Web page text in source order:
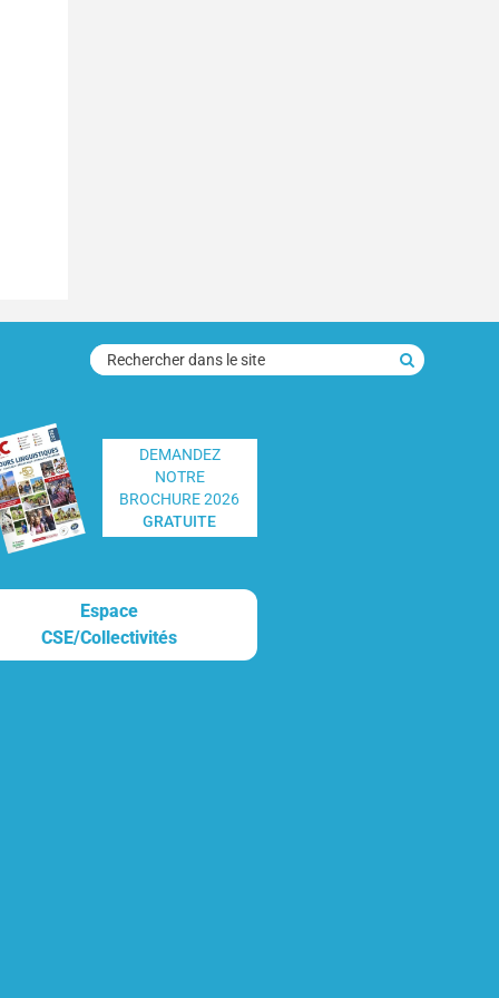
rechercher
dans
site
DEMANDEZ
NOTRE
BROCHURE 2026
GRATUITE
Espace
CSE/Collectivités